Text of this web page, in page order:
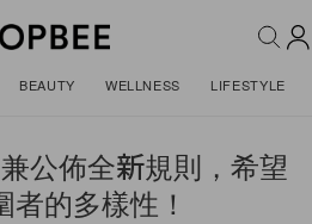
BEAUTY WELLNESS LIFESTYLE
公佈全新規則，希望
者的多樣性！